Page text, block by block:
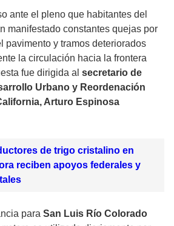
ante el pleno que habitantes del
manifestado constantes quejas por
pavimento y tramos deteriorados
la circulación hacia la frontera
fue dirigida al secretario de
Urbano y Reordenación
Arturo Espinosa
de trigo cristalino en
reciben apoyos federales y
para San Luis Río Colorado